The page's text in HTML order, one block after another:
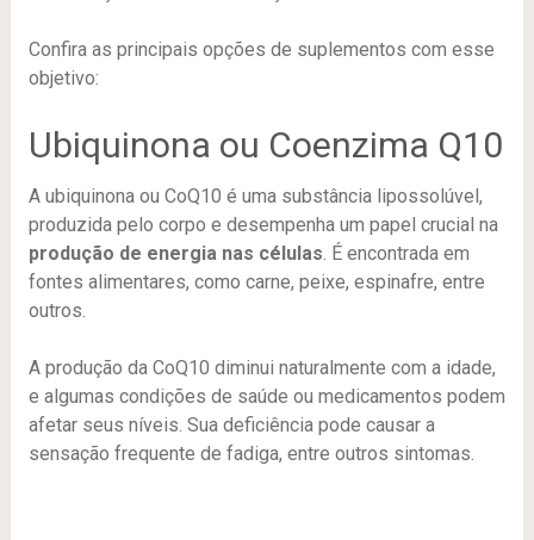
Confira as principais opções de suplementos com esse
objetivo:
Ubiquinona ou Coenzima Q10
A ubiquinona ou CoQ10 é uma substância lipossolúvel,
produzida pelo corpo e desempenha um papel crucial na
produção de energia nas células . É encontrada em
fontes alimentares, como carne, peixe, espinafre, entre
outros.
A produção da CoQ10 diminui naturalmente com a idade,
e algumas condições de saúde ou medicamentos podem
afetar seus níveis. Sua deficiência pode causar a
sensação frequente de fadiga, entre outros sintomas.